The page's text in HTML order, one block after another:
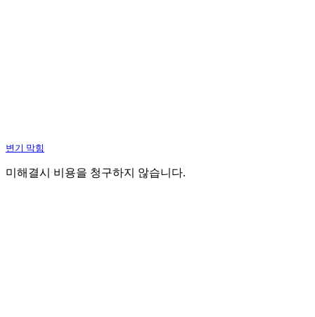
변기 막힘
미해결시 비용을 청구하지 않습니다.